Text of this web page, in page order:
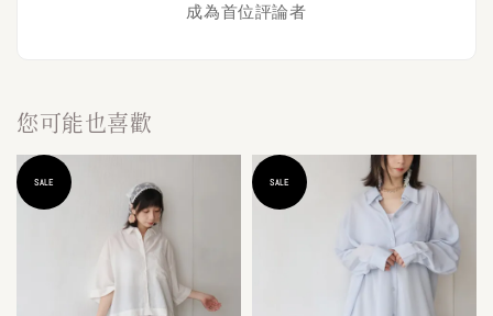
成為首位評論者
您可能也喜歡
SALE SALE